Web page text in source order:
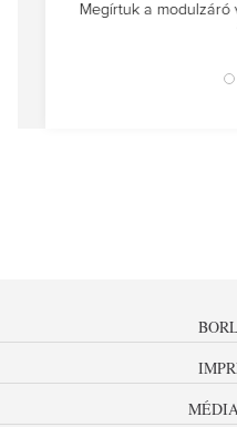
Megírtuk a modulzáró
az